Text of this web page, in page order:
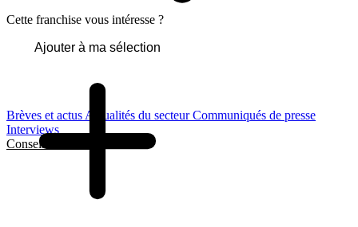
Brèves et actus Actualités du secteurCommuniqués de presse
Interviews
Conseils et Guides
Cette franchise vous intéresse ?
Ajouter à ma sélection